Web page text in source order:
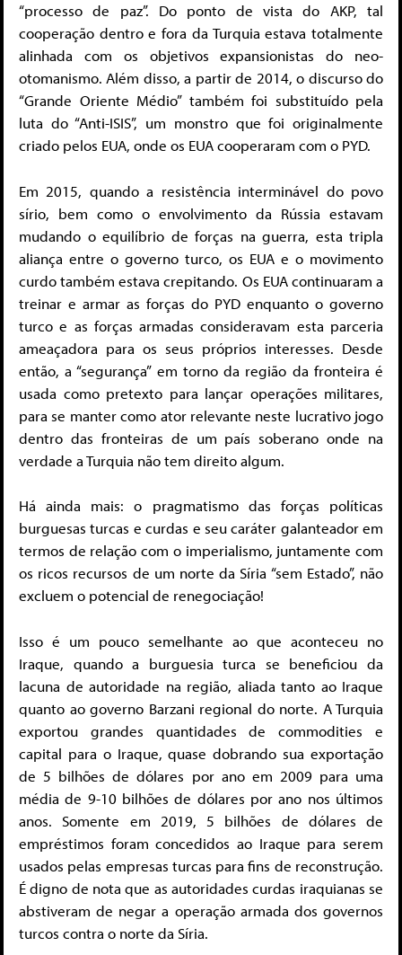
“processo de paz”. Do ponto de vista do AKP, tal
cooperação dentro e fora da Turquia estava totalmente
alinhada com os objetivos expansionistas do neo-
otomanismo. Além disso, a partir de 2014, o discurso do
“Grande Oriente Médio” também foi substituído pela
luta do “Anti-ISIS”, um monstro que foi originalmente
criado pelos EUA, onde os EUA cooperaram com o PYD.
Em 2015, quando a resistência interminável do povo
sírio, bem como o envolvimento da Rússia estavam
mudando o equilíbrio de forças na guerra, esta tripla
aliança entre o governo turco, os EUA e o movimento
curdo também estava crepitando. Os EUA continuaram a
treinar e armar as forças do PYD enquanto o governo
turco e as forças armadas consideravam esta parceria
ameaçadora para os seus próprios interesses. Desde
então, a “segurança” em torno da região da fronteira é
usada como pretexto para lançar operações militares,
para se manter como ator relevante neste lucrativo jogo
dentro das fronteiras de um país soberano onde na
verdade a Turquia não tem direito algum.
Há ainda mais: o pragmatismo das forças políticas
burguesas turcas e curdas e seu caráter galanteador em
termos de relação com o imperialismo, juntamente com
os ricos recursos de um norte da Síria “sem Estado”, não
excluem o potencial de renegociação!
Isso é um pouco semelhante ao que aconteceu no
Iraque, quando a burguesia turca se beneficiou da
lacuna de autoridade na região, aliada tanto ao Iraque
quanto ao governo Barzani regional do norte. A Turquia
exportou grandes quantidades de commodities e
capital para o Iraque, quase dobrando sua exportação
de 5 bilhões de dólares por ano em 2009 para uma
média de 9-10 bilhões de dólares por ano nos últimos
anos. Somente em 2019, 5 bilhões de dólares de
empréstimos foram concedidos ao Iraque para serem
usados pelas empresas turcas para fins de reconstrução.
É digno de nota que as autoridades curdas iraquianas se
abstiveram de negar a operação armada dos governos
turcos contra o norte da Síria.